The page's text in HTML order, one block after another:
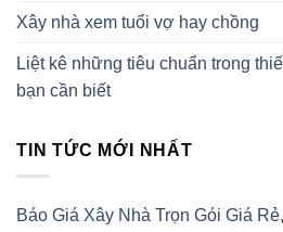
Xây nhà xem tuổi vợ hay chồng
Liệt kê những tiêu chuẩn trong
bạn cần biết
TIN TỨC MỚI NHẤT
Báo Giá Xây Nhà Trọn Gói Giá